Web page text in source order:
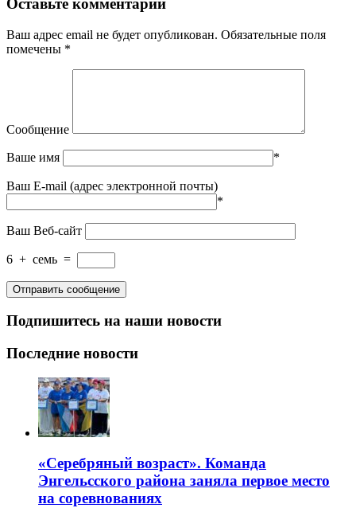
Оставьте комментарий
Ваш адрес email не будет опубликован. Обязательные поля
помечены *
Сообщение
Ваше имя *
Ваш E-mail (адрес электронной почты)
*
Ваш Веб-сайт
6 + семь =
Подпишитесь на наши новости
Последние новости
«Серебряный возраст». Команда
Энгельсского района заняла первое место
на соревнованиях